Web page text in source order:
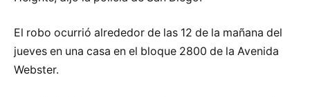
El robo ocurrió alrededor de las 12 de la mañana del
jueves en una casa en el bloque 2800 de la Avenida
Webster.